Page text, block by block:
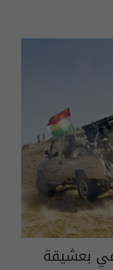
بعشيقة